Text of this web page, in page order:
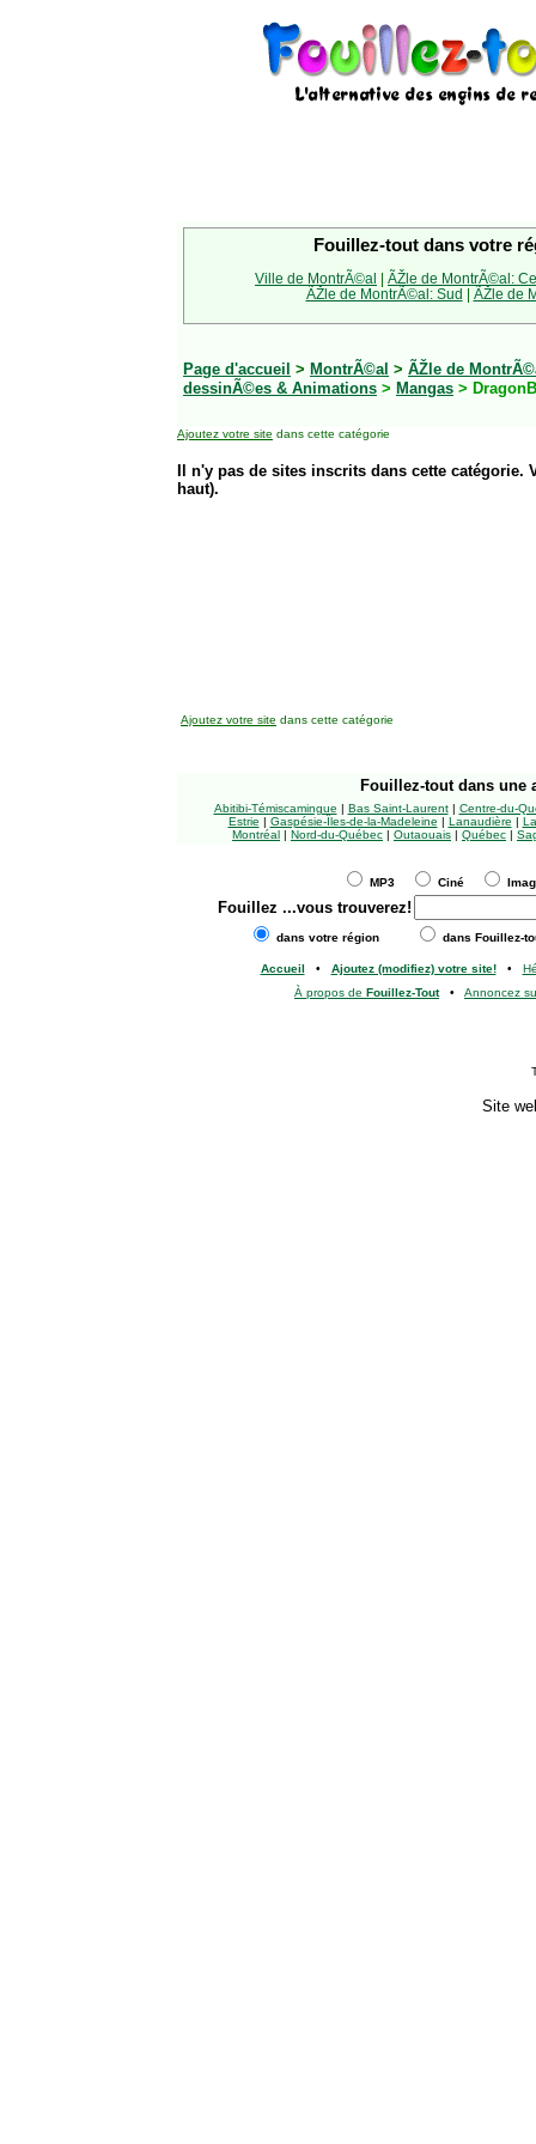
Fouillez-tout dans votre
Ville de MontrÃ©al | ÃŽle de MontrÃ©al:
ÃŽle de MontrÃ©al: Sud | ÃŽle de
Page d'accueil > MontrÃ©al > ÃŽle de
dessinÃ©es & Animations > Mangas >
Ajoutez votre site dans cette catégorie
Il n'y pas de sites inscrits dans cette
haut).
Ajoutez votre site dans cette catégorie
Fouillez-tout dans une
Abitibi-Témiscamingue | Bas Saint-Laurent| Centre-du-
Estrie | Gaspésie-Îles-de-la-Madeleine | Lanaudière |
Montréal | Nord-du-Québec | Outaouais | Québec |
MP3 Ciné
Fouillez ...vous trouverez!
dans votre région dans Fouillez-
Accueil • Ajoutez (modifiez) votre site!•
À propos de Fouillez-Tout• Annoncez
Site